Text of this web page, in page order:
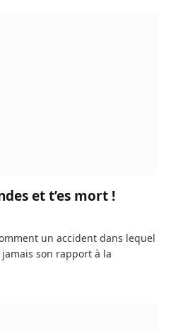
et t’es mort !
un accident dans lequel
son rapport à la